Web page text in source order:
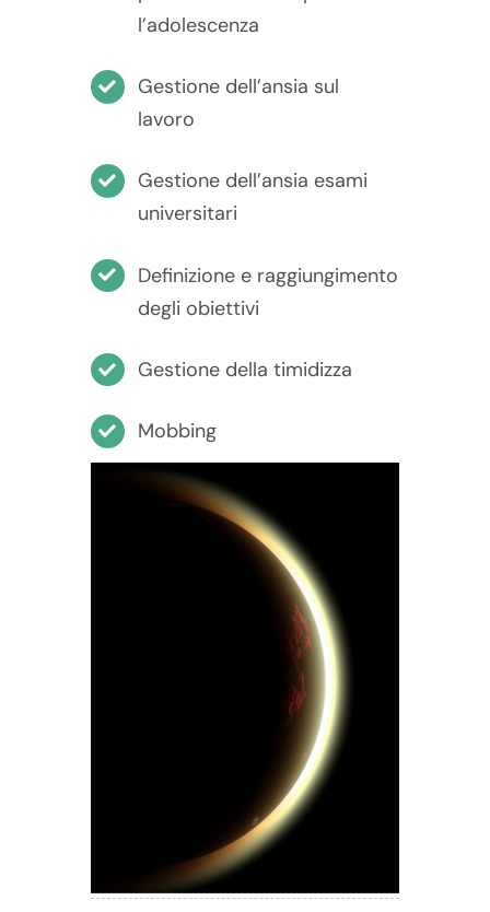
l’adolescenza
Gestione dell’ansia sul
lavoro
Gestione dell’ansia esami
universitari
Definizione e raggiungimento
degli obiettivi
Gestione della timidizza
Mobbing